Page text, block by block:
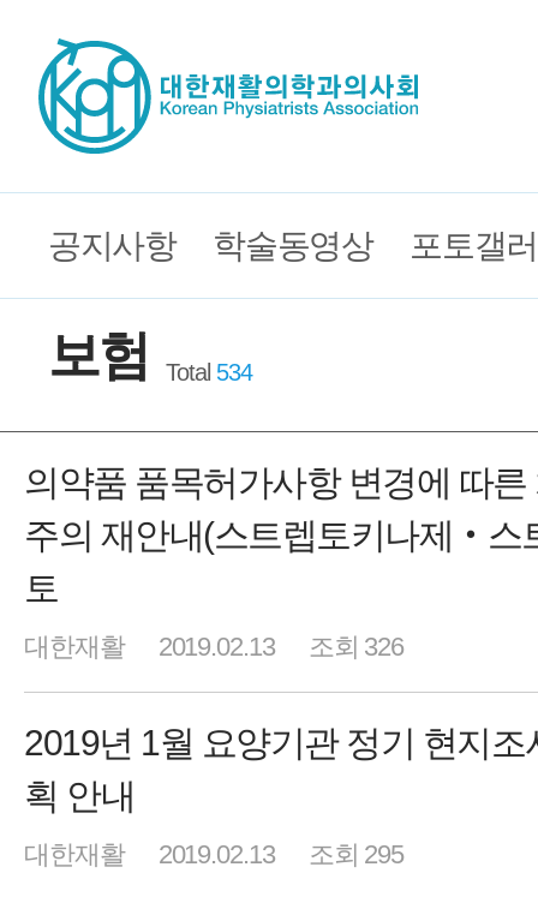
공지사항 학술동영상 포토갤
보험 Total 534
의약품 품목허가사항 변경에 따른
주의 재안내(스트렙토키나제‧스
토
대한재활 2019.02.13 조회 326
2019년 1월 요양기관 정기 현지조
획 안내
대한재활 2019.02.13 조회 295